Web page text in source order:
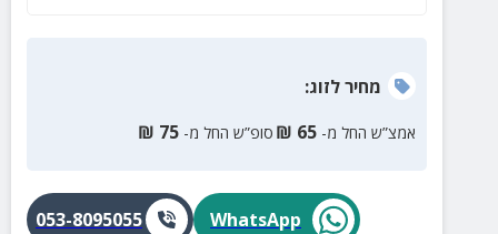
מחירלזוג:
אמצ”ש החל מ- 65
₪ סופ”ש החל מ- 75
₪
WhatsApp
053-8095055